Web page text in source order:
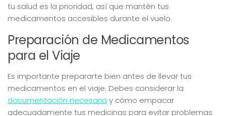
tu salud es la prioridad, así que mantén tus
medicamentos accesibles durante el vuelo.
Preparación de Medicamentos
para el Viaje
Es importante prepararte bien antes de llevar tus
medicamentos en el viaje. Debes considerar la
documentación necesaria y cómo empacar
adecuadamente tus medicinas para evitar problemas